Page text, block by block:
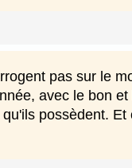
pas sur le
avec le bon
possèdent.